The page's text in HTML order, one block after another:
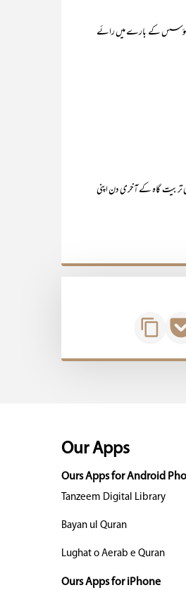
و مؤسس کے بارے میں رائے
منعقدہ اکیس روزہ قرآنی تربیت گاہ کے آخری دن اپنی
Our Apps
Ours Apps for Android
Tanzeem Digital Library
Bayan ul Quran
Lughat o Aerab e Quran
Ours Apps for iPhone